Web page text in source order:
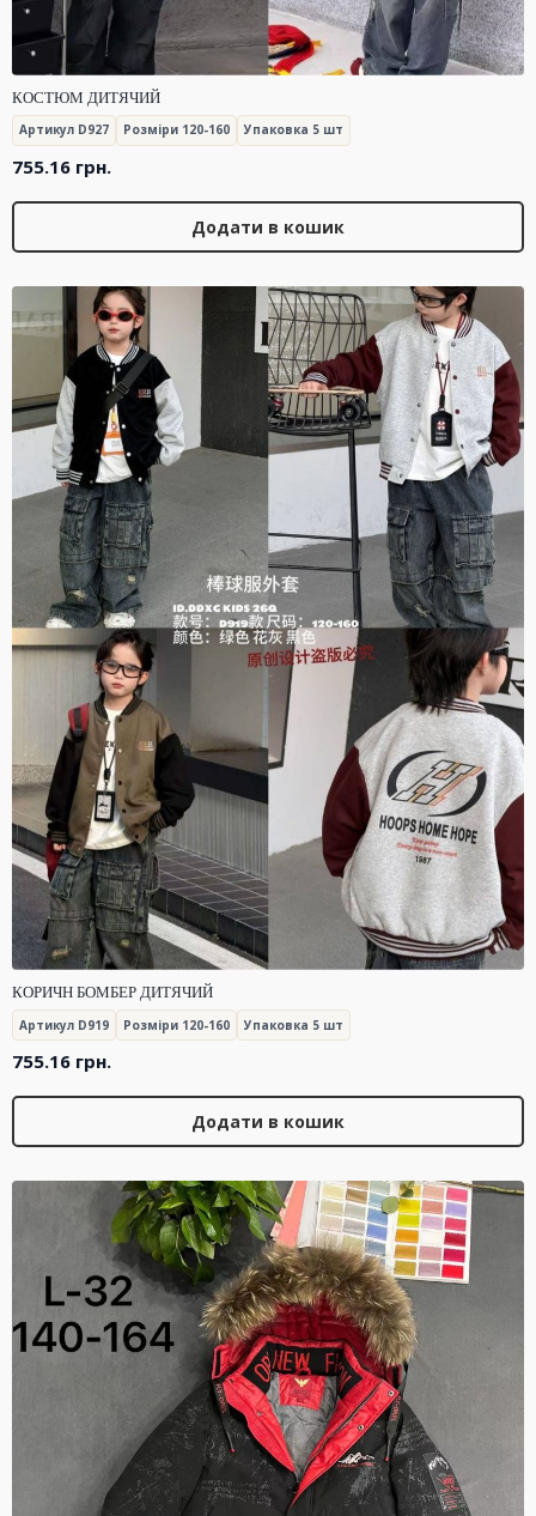
КОСТЮМ ДИТЯЧИЙ
Артикул D927 Розміри 120-160 Упаковка 5 шт
755.16 грн.
Додати в кошик
КОРИЧН БОМБЕР ДИТЯЧИЙ
Артикул D919 Розміри 120-160 Упаковка 5 шт
755.16 грн.
Додати в кошик